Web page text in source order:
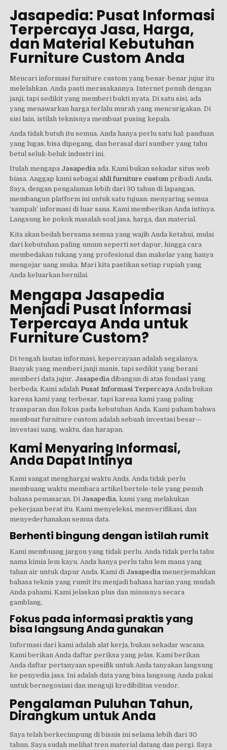
Jasapedia: Pusat Informasi
Terpercaya Jasa, Harga,
dan Material Kebutuhan
Furniture Custom Anda
Mencari informasi furniture custom yang benar-benar jujur itu
melelahkan. Anda pasti merasakannya. Internet penuh dengan
janji, tapi sedikit yang memberi bukti nyata. Di satu sisi, ada
yang menawarkan harga terlalu murah yang mencurigakan. Di
sisi lain, istilah teknisnya membuat pusing kepala.
Anda tidak butuh itu semua. Anda hanya perlu satu hal: panduan
yang lugas, bisa dipegang, dan berasal dari sumber yang tahu
betul seluk-beluk industri ini.
Itulah mengapa Jasapedia ada. Kami bukan sekadar situs web
biasa. Anggap kami sebagai ahli furniture custompribadi Anda.
Saya, dengan pengalaman lebih dari 30 tahun di lapangan,
membangun platform ini untuk satu tujuan: menyaring semua
‘sampah’ informasi di luar sana. Kami memberikan Anda intinya.
Langsung ke pokok masalah soal jasa, harga, dan material.
Kita akan bedah bersama semua yang wajib Anda ketahui, mulai
dari kebutuhan paling umum seperti set dapur, hingga cara
membedakan tukang yang profesional dan makelar yang hanya
mengejar uang muka. Mari kita pastikan setiap rupiah yang
Anda keluarkan bernilai.
Mengapa Jasapedia
Menjadi Pusat Informasi
Terpercaya Anda untuk
Furniture Custom?
Di tengah lautan informasi, kepercayaan adalah segalanya.
Banyak yang memberi janji manis, tapi sedikit yang berani
memberi data jujur. Jasapedia dibangun di atas fondasi yang
berbeda. Kami adalah Pusat Informasi Terpercaya Anda bukan
karena kami yang terbesar, tapi karena kami yang paling
transparan dan fokus pada kebutuhan Anda. Kami paham bahwa
membuat furniture custom adalah sebuah investasi besar—
investasi uang, waktu, dan harapan.
Kami Menyaring Informasi,
Anda Dapat Intinya
Kami sangat menghargai waktu Anda. Anda tidak perlu
membuang waktu membaca artikel bertele-tele yang penuh
bahasa pemasaran. Di Jasapedia, kami yang melakukan
pekerjaan berat itu. Kami menyeleksi, memverifikasi, dan
menyederhanakan semua data.
Berhenti bingung dengan istilah rumit
Kami membuang jargon yang tidak perlu. Anda tidak perlu tahu
nama kimia lem kayu. Anda hanya perlu tahu lem mana yang
tahan air untuk dapur Anda. Kami di Jasapedia menerjemahkan
bahasa teknis yang rumit itu menjadi bahasa harian yang mudah
Anda pahami. Kami jelaskan plus dan minusnya secara
gamblang.
Fokus pada informasi praktis yang
bisa langsung Anda gunakan
Informasi dari kami adalah alat kerja, bukan sekadar wacana.
Kami berikan Anda daftar periksa yang jelas. Kami berikan
Anda daftar pertanyaan spesifik untuk Anda tanyakan langsung
ke penyedia jasa. Ini adalah data yang bisa langsung Anda pakai
untuk bernegosiasi dan menguji kredibilitas vendor.
Pengalaman Puluhan Tahun,
Dirangkum untuk Anda
Saya telah berkecimpung di bisnis ini selama lebih dari 30
tahun. Saya sudah melihat tren material datang dan pergi. Saya